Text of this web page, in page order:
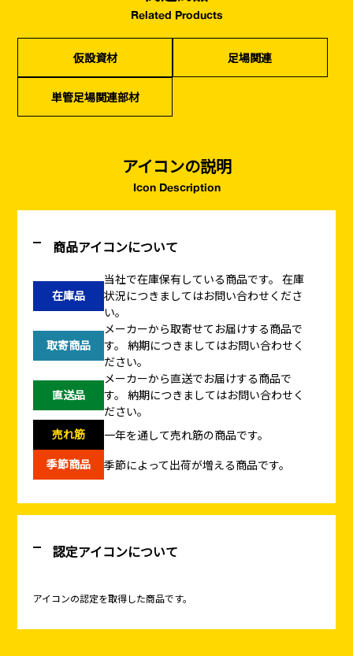
Related Products
仮設資材 足場関連
単管足場関連部材
アイコンの説明
Icon Description
商品アイコンについて
在庫品
当社で在庫保有している商品です。 在庫
状況につきましてはお問い合わせくださ
い。
取寄商品
メーカーから取寄せてお届けする商品で
す。 納期につきましてはお問い合わせく
ださい。
直送品
メーカーから直送でお届けする商品で
す。 納期につきましてはお問い合わせく
ださい。
売れ筋
一年を通して売れ筋の商品です。
季節商品
季節によって出荷が増える商品です。
認定アイコンについて
アイコンの認定を取得した商品です。